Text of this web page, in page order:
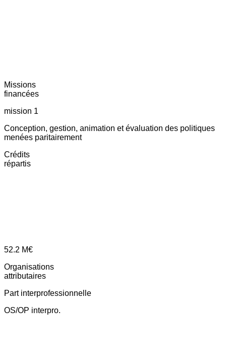
Missions
financées
mission 1
Conception, gestion, animation et évaluation des politiques
menées paritairement
Crédits
répartis
52.2 M€
Organisations
attributaires
Part interprofessionnelle
OS/OP interpro.